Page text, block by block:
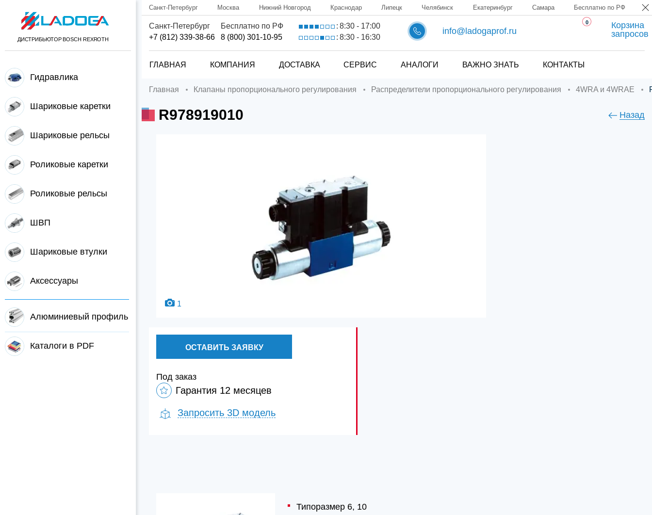
ДИСТРИБЬЮТОР BOSCH REXROTH
Гидравлика
Шариковые каретки
Шариковые рельсы
Роликовые каретки
Роликовые рельсы
ШВП
Шариковые втулки
Аксессуары
Алюминиевый профиль
Каталоги в PDF
Санкт-Петербург Москва Нижний Новгород Краснодар Липецк Челябинск Екатеринбург Самара Бесплатно по РФ
Санкт-Петербург
+7 (812) 339-38-66
Бесплатно по РФ
8 (800) 301-10-95
: 8:30 - 17:00
: 8:30 - 16:30
info@ladogaprof.ru
0
Корзина
запросов
ГЛАВНАЯ КОМПАНИЯ ДОСТАВКА СЕРВИС АНАЛОГИ ВАЖНО ЗНАТЬ КОНТАКТЫ
Главная Клапаны пропорционального регулирования Распределители пропорционального регулирования 4WRA и 4WRAE
R978919010 Назад
1
ОСТАВИТЬ ЗАЯВКУ
Под заказ
Гарантия 12 месяцев
Запросить 3D модель
Типоразмер 6, 10